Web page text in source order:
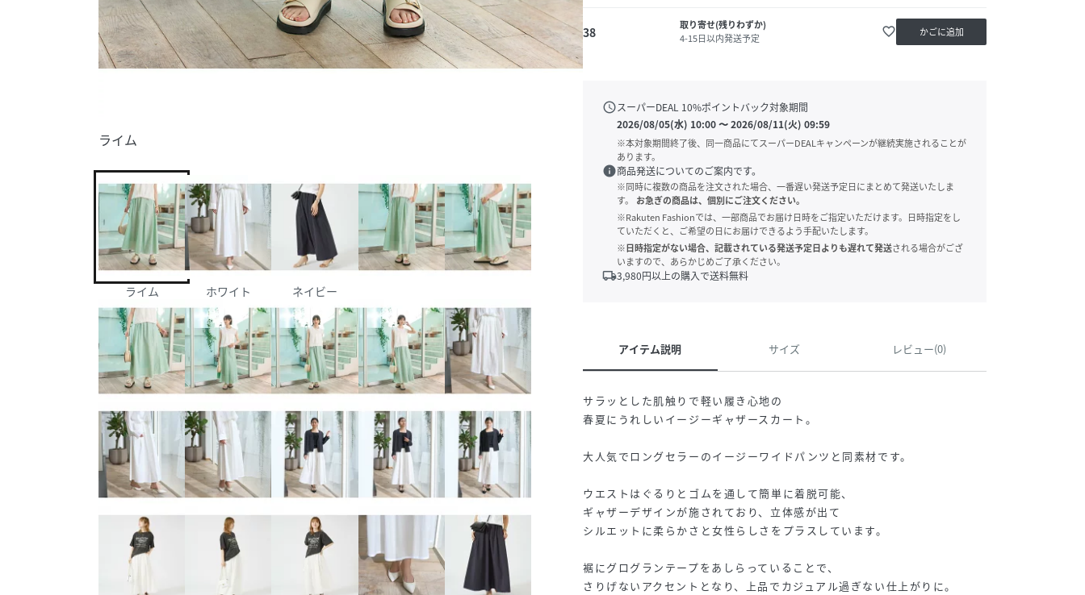
ライム
ライム ホワイト ネイビー
38
取り寄せ(残りわずか)
4-15日以内発送予定
favorite_border かごに追加
scheduleスーパーDEAL 10%ポイントバック対象期間
2026/08/05(水) 10:00〜2026/08/11(火) 09:59
※本対象期間終了後、同一商品にてスーパーDEALキャンペーンが継続実施されることが
あります。
info商品発送についてのご案内です。
※同時に複数の商品を注文された場合、一番遅い発送予定日にまとめて発送いたしま
す。
お急ぎの商品は、個別にご注文ください。
※Rakuten Fashionでは、一部商品でお届け日時をご指定いただけます。日時指定をし
ていただくと、ご希望の日にお届けできるよう手配いたします。
※日時指定がない場合、記載されている発送予定日よりも遅れて発送される場合がござ
いますので、あらかじめご了承ください。
local_shipping3,980円以上の購入で送料無料
アイテム説明 サイズ レビュー(0)
サラッとした肌触りで軽い履き心地の
春夏にうれしいイージーギャザースカート。
大人気でロングセラーのイージーワイドパンツと同素材です。
ウエストはぐるりとゴムを通して簡単に着脱可能、
ギャザーデザインが施されており、立体感が出て
シルエットに柔らかさと女性らしさをプラスしています。
裾にグログランテープをあしらっていることで、
さりげないアクセントとなり、上品でカジュアル過ぎない仕上がりに。